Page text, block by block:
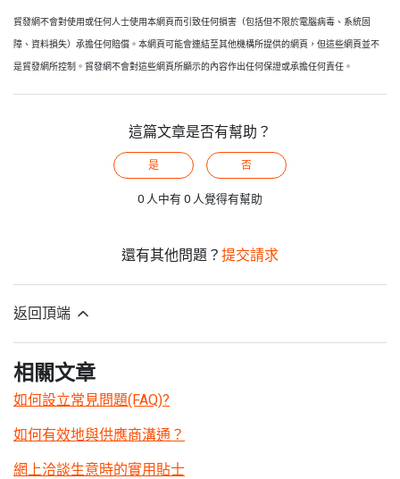
貿發網不會對使用或任何人士使用本網頁而引致任何損害（包括但不限於電腦病毒、系統固
障、資料損失）承擔任何賠償。本網頁可能會連結至其他機構所提供的網頁，但這些網頁並不
是貿發網所控制。貿發網不會對這些網頁所顯示的內容作出任何保證或承擔任何責任。
這篇文章是否有幫助？
是 否
0 人中有 0 人覺得有幫助
還有其他問題？ 提交請求
返回頂端
相關文章
如何設立常見問題(FAQ)?
如何有效地與供應商溝通？
網上洽談生意時的實用貼士